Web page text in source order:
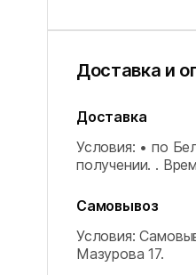
Доставка и
Доставка
Условия: • по
получении. .
Самовывоз
Условия:
Мазурова 17.